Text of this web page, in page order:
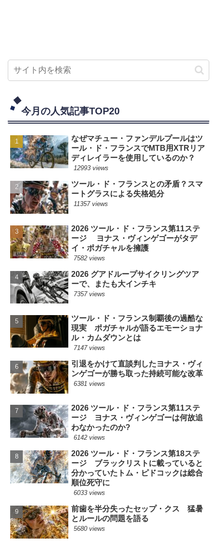
今月の人気記事TOP20
なぜマチュー・ファンデルプールはツ
ール・ド・フランスでMTB用XTRリア
ディレイラーを使用しているのか？
12993 views
ツール・ド・フランスとの矛盾？スマ
ートグラスによる失格処分
11357 views
2026 ツール・ド・フランス第11ステ
ージ ヨナス・ヴィンゲゴーがタデ
イ・ポガチャルを擁護
7582 views
2026 グアドループサイクリングツア
ーで、またも大インチキ
7357 views
ツール・ド・フランス制覇後の過酷な
現実 ポガチャルが語るエモーショナ
ル・カムダウンとは
7147 views
引退をかけて直談判したヨナス・ヴィ
ンゲゴーが勝ち取った持続可能な改革
6381 views
2026 ツール・ド・フランス第11ステ
ージ ヨナス・ヴィンゲゴーは何故追
わなかったのか?
6142 views
2026 ツール・ド・フランス第18ステ
ージ ブラックリストに載っていると
分かっていたトム・ピドコックは総合
順位死守に
6033 views
前歯を半分失ったセップ・クス 猛暑
とルールの問題を語る
5680 views